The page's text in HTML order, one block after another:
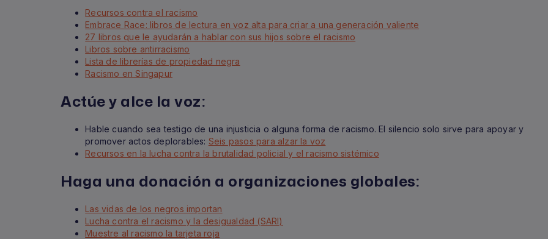
Recursos contra el racismo
Embrace Race: libros de lectura en voz alta para criar a una generación valiente
27 libros que le ayudarán a hablar con sus hijos sobre el racismo
Libros sobre antirracismo
Lista de librerías de propiedad negra
Racismo en Singapur
Actúe y alce la voz:
Hable cuando sea testigo de una injusticia o alguna forma de racismo. El silencio solo sirve para apoyar y
promover actos deplorables: Seis pasos para alzar la voz
Recursos en la lucha contra la brutalidad policial y el racismo sistémico
Haga una donación a organizaciones globales:
Las vidas de los negros importan
Lucha contra el racismo y la desigualdad (SARI)
Muestre al racismo la tarjeta roja